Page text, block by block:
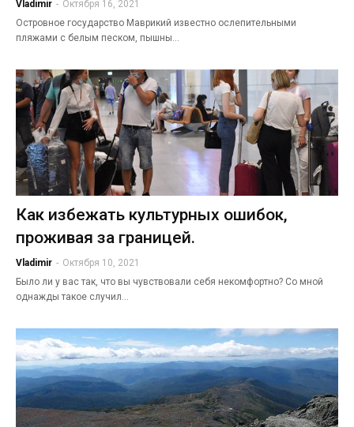
Vladimir - Октября 16, 2021
Островное государство Маврикий известно ослепительными
пляжами с белым песком, пышны…
Как избежать культурных ошибок,
проживая за границей.
Vladimir - Октября 10, 2021
Было ли у вас так, что вы чувствовали себя некомфортно? Со мной
однажды такое случил…